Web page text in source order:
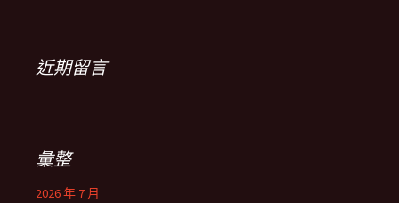
近期留言
彙整
2026 年 7 月